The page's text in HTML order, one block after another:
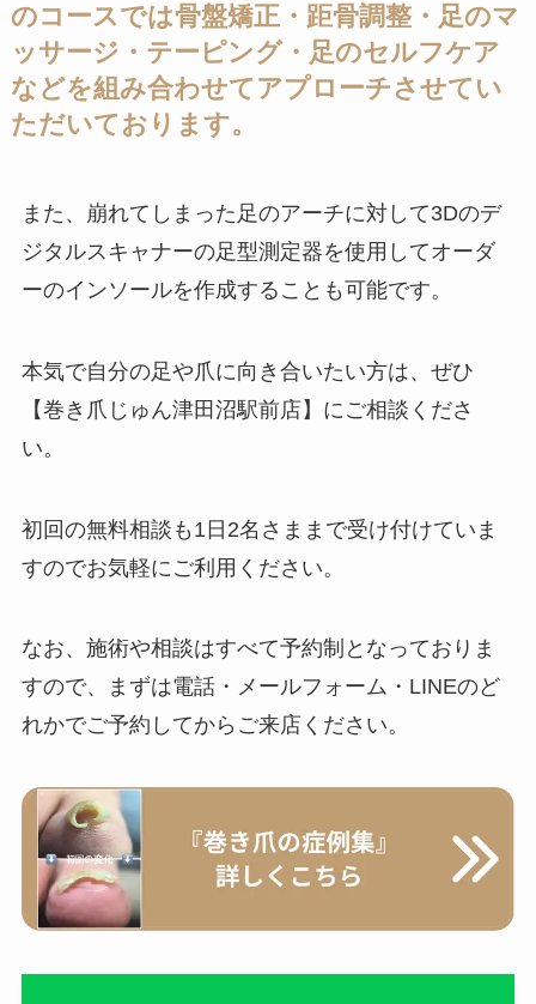
のコースでは骨盤矯正・距骨調整・足のマ
ッサージ・テーピング・足のセルフケア
などを組み合わせてアプローチさせてい
ただいております。
また、崩れてしまった足のアーチに対して3Dのデ
ジタルスキャナーの足型測定器を使用してオーダ
ーのインソールを作成することも可能です。
本気で自分の足や爪に向き合いたい方は、ぜひ
【巻き爪じゅん津田沼駅前店】にご相談くださ
い。
初回の無料相談も1日2名さままで受け付けていま
すのでお気軽にご利用ください。
なお、施術や相談はすべて予約制となっておりま
すので、まずは電話・メールフォーム・LINEのど
れかでご予約してからご来店ください。